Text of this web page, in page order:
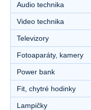
Audio technika
Video technika
Televizory
Fotoaparáty, kamery
Power bank
Fit, chytré hodinky
Lampičky